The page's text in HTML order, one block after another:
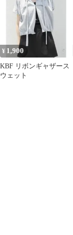
¥ 1,900
KBF リボンギャザース
ウェット